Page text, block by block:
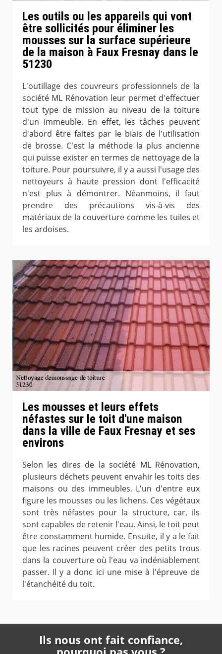
Les outils ou les appareils qui vont
être sollicités pour éliminer les
mousses sur la surface supérieure
de la maison à Faux Fresnay dans le
51230
L'outillage des couvreurs professionnels de la
société ML Rénovation leur permet d'effectuer
tout type de mission au niveau de la toiture
d'un immeuble. En effet, les tâches peuvent
d'abord être faites par le biais de l'utilisation
de brosse. C'est la méthode la plus ancienne
qui puisse exister en termes de nettoyage de la
toiture. Pour poursuivre, il y a aussi l'usage des
nettoyeurs à haute pression dont l'efficacité
n'est plus à démontrer. Néanmoins, il faut
prendre des précautions vis-à-vis des
matériaux de la couverture comme les tuiles et
les ardoises.
Les mousses et leurs effets
néfastes sur le toit d'une maison
dans la ville de Faux Fresnay et ses
environs
Selon les dires de la société ML Rénovation,
plusieurs déchets peuvent envahir les toits des
maisons ou des immeubles. L'un d'entre eux
figure les mousses ou les lichens. Ces végétaux
sont très néfastes pour la structure, car, ils
sont capables de retenir l'eau. Ainsi, le toit peut
être constamment humide. Ensuite, il y a le fait
que les racines peuvent créer des petits trous
dans la couverture où l'eau va indéniablement
passer. Il y a donc ici une mise à l'épreuve de
l'étanchéité du toit.
Ils nous ont fait confiance,